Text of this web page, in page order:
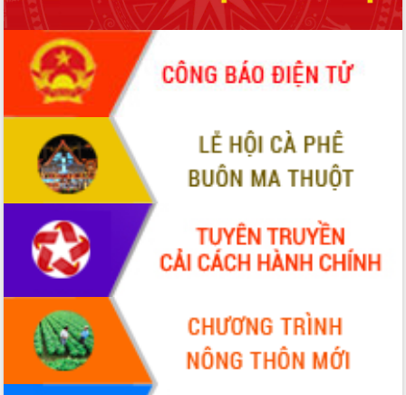
Tháo gỡ những vướng mắc, đẩy mạnh
công tác cải cách thủ tục hành chính
tại Trung tâm Phục vụ hành chính
công tỉnh
Đắk Lắk: Tôn vinh 46 giải pháp tại Hội
thi Sáng tạo Kỹ thuật 2024 - 2025
Đắk Lắk rà soát, điều chỉnh Đề án 190
về phát triển nuôi trồng thủy sản
Phó Chủ tịch UBND tỉnh Đắk Lắk
Trương Công Thái kiểm tra thực địa
Dự án cao tốc Khánh Hòa - Buôn Ma
Thuột
Định vị cà phê Việt Nam như một “di
sản sống” trong dòng chảy toàn cầu
Xây dựng nông thôn mới: Nâng cao đời
sống người dân từ những mô hình thiết
thực
Quyết liệt tháo gỡ vướng mắc, đẩy
nhanh tiến độ các dự án trọng điểm
trong Khu kinh tế Nam Phú Yên